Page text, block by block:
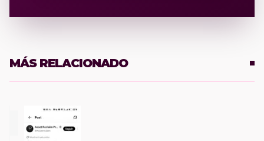
MÁS RELACIONADO